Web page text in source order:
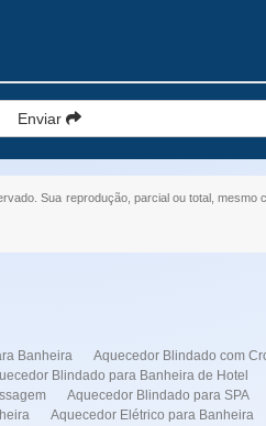
Enviar
Sua reprodução, parcial ou total,
Banheira
Aquecedor Blindado com
Blindado para Banheira de Hotel
Aquecedor Blindado para SPA
Aquecedor Elétrico para Banheira